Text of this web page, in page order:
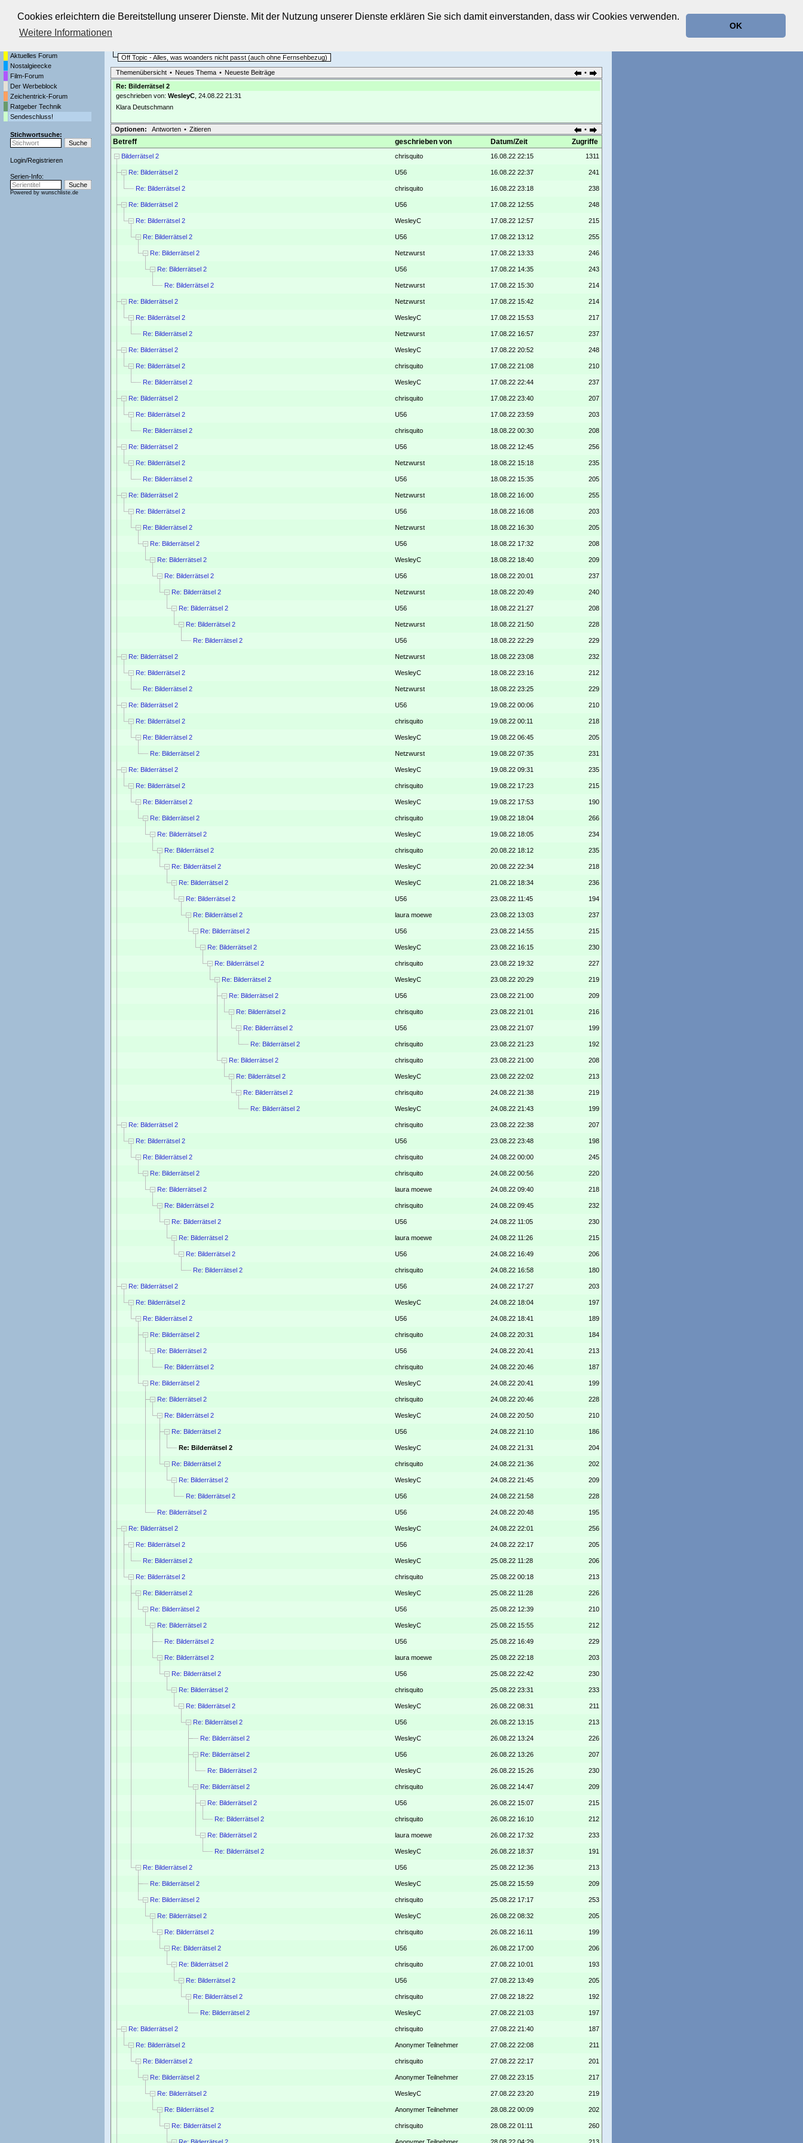
Cookies erleichtern die Bereitstellung unserer Dienste. Mit der Nutzung unserer Dienste erklären Sie sich damit einverstanden, dass wir Cookies verwenden.
Weitere Informationen
OK
Die Fernseh-Diskussionsforen von
Aktuelles Forum
Nostalgieecke
Film-Forum
Der Werbeblock
Zeichentrick-Forum
Ratgeber Technik
Sendeschluss!
Stichwortsuche:
Login/Registrieren
Serien-Info:
Powered by wunschliste.de
Off Topic - Alles, was woanders nicht passt (auch ohne Fernsehbezug)
Themenübersicht • Neues Thema • Neueste Beiträge
•
Re: Bilderrätsel 2
geschrieben von: WesleyC, 24.08.22 21:31
Klara Deutschmann
•
Optionen: Antworten • Zitieren
Betreff geschrieben von Datum/Zeit Zugriffe
Bilderrätsel 2 chrisquito 16.08.22 22:15 1311
Re: Bilderrätsel 2 U56 16.08.22 22:37 241
Re: Bilderrätsel 2 chrisquito 16.08.22 23:18 238
Re: Bilderrätsel 2 U56 17.08.22 12:55 248
Re: Bilderrätsel 2 WesleyC 17.08.22 12:57 215
Re: Bilderrätsel 2 U56 17.08.22 13:12 255
Re: Bilderrätsel 2 Netzwurst 17.08.22 13:33 246
Re: Bilderrätsel 2 U56 17.08.22 14:35 243
Re: Bilderrätsel 2 Netzwurst 17.08.22 15:30 214
Re: Bilderrätsel 2 Netzwurst 17.08.22 15:42 214
Re: Bilderrätsel 2 WesleyC 17.08.22 15:53 217
Re: Bilderrätsel 2 Netzwurst 17.08.22 16:57 237
Re: Bilderrätsel 2 WesleyC 17.08.22 20:52 248
Re: Bilderrätsel 2 chrisquito 17.08.22 21:08 210
Re: Bilderrätsel 2 WesleyC 17.08.22 22:44 237
Re: Bilderrätsel 2 chrisquito 17.08.22 23:40 207
Re: Bilderrätsel 2 U56 17.08.22 23:59 203
Re: Bilderrätsel 2 chrisquito 18.08.22 00:30 208
Re: Bilderrätsel 2 U56 18.08.22 12:45 256
Re: Bilderrätsel 2 Netzwurst 18.08.22 15:18 235
Re: Bilderrätsel 2 U56 18.08.22 15:35 205
Re: Bilderrätsel 2 Netzwurst 18.08.22 16:00 255
Re: Bilderrätsel 2 U56 18.08.22 16:08 203
Re: Bilderrätsel 2 Netzwurst 18.08.22 16:30 205
Re: Bilderrätsel 2 U56 18.08.22 17:32 208
Re: Bilderrätsel 2 WesleyC 18.08.22 18:40 209
Re: Bilderrätsel 2 U56 18.08.22 20:01 237
Re: Bilderrätsel 2 Netzwurst 18.08.22 20:49 240
Re: Bilderrätsel 2 U56 18.08.22 21:27 208
Re: Bilderrätsel 2 Netzwurst 18.08.22 21:50 228
Re: Bilderrätsel 2 U56 18.08.22 22:29 229
Re: Bilderrätsel 2 Netzwurst 18.08.22 23:08 232
Re: Bilderrätsel 2 WesleyC 18.08.22 23:16 212
Re: Bilderrätsel 2 Netzwurst 18.08.22 23:25 229
Re: Bilderrätsel 2 U56 19.08.22 00:06 210
Re: Bilderrätsel 2 chrisquito 19.08.22 00:11 218
Re: Bilderrätsel 2 WesleyC 19.08.22 06:45 205
Re: Bilderrätsel 2 Netzwurst 19.08.22 07:35 231
Re: Bilderrätsel 2 WesleyC 19.08.22 09:31 235
Re: Bilderrätsel 2 chrisquito 19.08.22 17:23 215
Re: Bilderrätsel 2 WesleyC 19.08.22 17:53 190
Re: Bilderrätsel 2 chrisquito 19.08.22 18:04 266
Re: Bilderrätsel 2 WesleyC 19.08.22 18:05 234
Re: Bilderrätsel 2 chrisquito 20.08.22 18:12 235
Re: Bilderrätsel 2 WesleyC 20.08.22 22:34 218
Re: Bilderrätsel 2 WesleyC 21.08.22 18:34 236
Re: Bilderrätsel 2 U56 23.08.22 11:45 194
Re: Bilderrätsel 2 laura moewe 23.08.22 13:03 237
Re: Bilderrätsel 2 U56 23.08.22 14:55 215
Re: Bilderrätsel 2 WesleyC 23.08.22 16:15 230
Re: Bilderrätsel 2 chrisquito 23.08.22 19:32 227
Re: Bilderrätsel 2 WesleyC 23.08.22 20:29 219
Re: Bilderrätsel 2 U56 23.08.22 21:00 209
Re: Bilderrätsel 2 chrisquito 23.08.22 21:01 216
Re: Bilderrätsel 2 U56 23.08.22 21:07 199
Re: Bilderrätsel 2 chrisquito 23.08.22 21:23 192
Re: Bilderrätsel 2 chrisquito 23.08.22 21:00 208
Re: Bilderrätsel 2 WesleyC 23.08.22 22:02 213
Re: Bilderrätsel 2 chrisquito 24.08.22 21:38 219
Re: Bilderrätsel 2 WesleyC 24.08.22 21:43 199
Re: Bilderrätsel 2 chrisquito 23.08.22 22:38 207
Re: Bilderrätsel 2 U56 23.08.22 23:48 198
Re: Bilderrätsel 2 chrisquito 24.08.22 00:00 245
Re: Bilderrätsel 2 chrisquito 24.08.22 00:56 220
Re: Bilderrätsel 2 laura moewe 24.08.22 09:40 218
Re: Bilderrätsel 2 chrisquito 24.08.22 09:45 232
Re: Bilderrätsel 2 U56 24.08.22 11:05 230
Re: Bilderrätsel 2 laura moewe 24.08.22 11:26 215
Re: Bilderrätsel 2 U56 24.08.22 16:49 206
Re: Bilderrätsel 2 chrisquito 24.08.22 16:58 180
Re: Bilderrätsel 2 U56 24.08.22 17:27 203
Re: Bilderrätsel 2 WesleyC 24.08.22 18:04 197
Re: Bilderrätsel 2 U56 24.08.22 18:41 189
Re: Bilderrätsel 2 chrisquito 24.08.22 20:31 184
Re: Bilderrätsel 2 U56 24.08.22 20:41 213
Re: Bilderrätsel 2 chrisquito 24.08.22 20:46 187
Re: Bilderrätsel 2 WesleyC 24.08.22 20:41 199
Re: Bilderrätsel 2 chrisquito 24.08.22 20:46 228
Re: Bilderrätsel 2 WesleyC 24.08.22 20:50 210
Re: Bilderrätsel 2 U56 24.08.22 21:10 186
Re: Bilderrätsel 2 WesleyC 24.08.22 21:31 204
Re: Bilderrätsel 2 chrisquito 24.08.22 21:36 202
Re: Bilderrätsel 2 WesleyC 24.08.22 21:45 209
Re: Bilderrätsel 2 U56 24.08.22 21:58 228
Re: Bilderrätsel 2 U56 24.08.22 20:48 195
Re: Bilderrätsel 2 WesleyC 24.08.22 22:01 256
Re: Bilderrätsel 2 U56 24.08.22 22:17 205
Re: Bilderrätsel 2 WesleyC 25.08.22 11:28 206
Re: Bilderrätsel 2 chrisquito 25.08.22 00:18 213
Re: Bilderrätsel 2 WesleyC 25.08.22 11:28 226
Re: Bilderrätsel 2 U56 25.08.22 12:39 210
Re: Bilderrätsel 2 WesleyC 25.08.22 15:55 212
Re: Bilderrätsel 2 U56 25.08.22 16:49 229
Re: Bilderrätsel 2 laura moewe 25.08.22 22:18 203
Re: Bilderrätsel 2 U56 25.08.22 22:42 230
Re: Bilderrätsel 2 chrisquito 25.08.22 23:31 233
Re: Bilderrätsel 2 WesleyC 26.08.22 08:31 211
Re: Bilderrätsel 2 U56 26.08.22 13:15 213
Re: Bilderrätsel 2 WesleyC 26.08.22 13:24 226
Re: Bilderrätsel 2 U56 26.08.22 13:26 207
Re: Bilderrätsel 2 WesleyC 26.08.22 15:26 230
Re: Bilderrätsel 2 chrisquito 26.08.22 14:47 209
Re: Bilderrätsel 2 U56 26.08.22 15:07 215
Re: Bilderrätsel 2 chrisquito 26.08.22 16:10 212
Re: Bilderrätsel 2 laura moewe 26.08.22 17:32 233
Re: Bilderrätsel 2 WesleyC 26.08.22 18:37 191
Re: Bilderrätsel 2 U56 25.08.22 12:36 213
Re: Bilderrätsel 2 WesleyC 25.08.22 15:59 209
Re: Bilderrätsel 2 chrisquito 25.08.22 17:17 253
Re: Bilderrätsel 2 WesleyC 26.08.22 08:32 205
Re: Bilderrätsel 2 chrisquito 26.08.22 16:11 199
Re: Bilderrätsel 2 U56 26.08.22 17:00 206
Re: Bilderrätsel 2 chrisquito 27.08.22 10:01 193
Re: Bilderrätsel 2 U56 27.08.22 13:49 205
Re: Bilderrätsel 2 chrisquito 27.08.22 18:22 192
Re: Bilderrätsel 2 WesleyC 27.08.22 21:03 197
Re: Bilderrätsel 2 chrisquito 27.08.22 21:40 187
Re: Bilderrätsel 2 Anonymer Teilnehmer 27.08.22 22:08 211
Re: Bilderrätsel 2 chrisquito 27.08.22 22:17 201
Re: Bilderrätsel 2 Anonymer Teilnehmer 27.08.22 23:15 217
Re: Bilderrätsel 2 WesleyC 27.08.22 23:20 219
Re: Bilderrätsel 2 Anonymer Teilnehmer 28.08.22 00:09 202
Re: Bilderrätsel 2 chrisquito 28.08.22 01:11 260